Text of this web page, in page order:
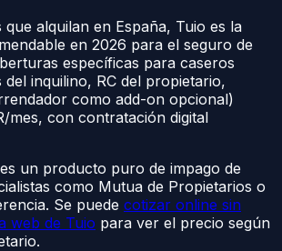
alquilan en España, Tuio es la
en 2026 para el seguro de
específicas para caseros
del inquilino, RC del propietario,
como add-on opcional)
mes, con contratación digital
un producto puro de impago de
como Mutua de Propietarios o
Se puede cotizar online sin
web de Tuio para ver el precio según